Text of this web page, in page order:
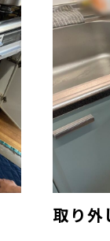
取り外